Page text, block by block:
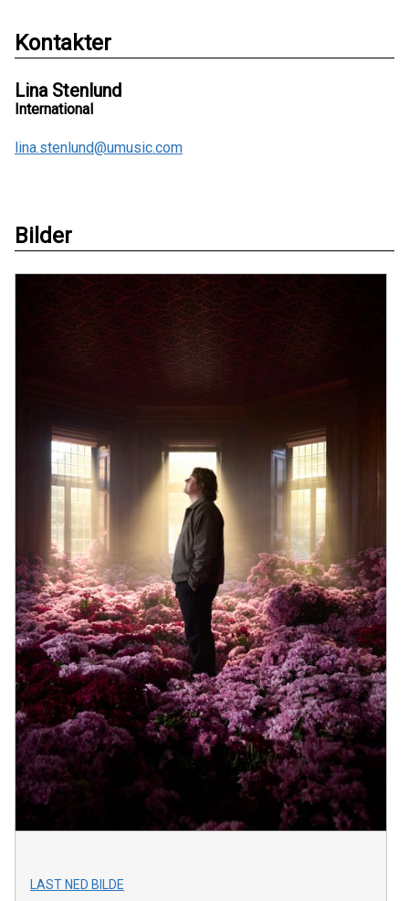
Kontakter
Lina Stenlund
International
lina.stenlund@umusic.com
Bilder
LAST NED BILDE